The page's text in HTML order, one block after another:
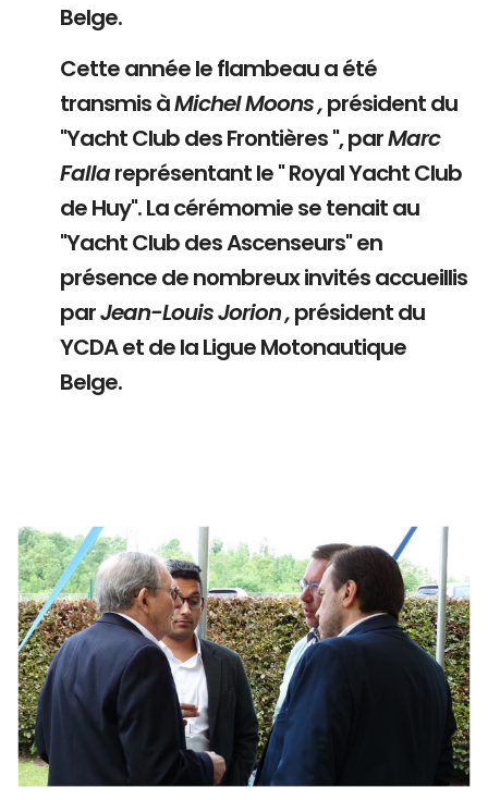
Belge.
Cette année le flambeau a été
transmis àMichel Moons ,président du
"Yacht Club des Frontières ", parMarc
Fallareprésentant le " Royal Yacht Club
de Huy". La cérémomie se tenait au
"Yacht Club des Ascenseurs" en
présence de nombreux invités accueillis
parJean-Louis Jorion ,président du
YCDA et de la Ligue Motonautique
Belge.
Branding
ARMCHAIR